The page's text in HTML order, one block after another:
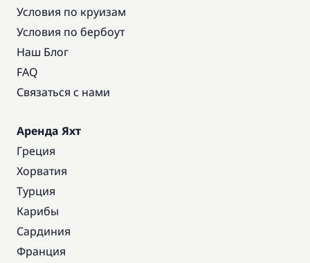
Условия по круизам
Условия по бербоут
Наш Блог
FAQ
Связаться с нами
Аренда Яхт
Греция
Хорватия
Турция
Карибы
Сардиния
Франция